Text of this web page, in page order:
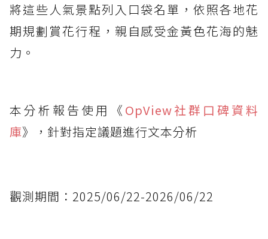
將這些人氣景點列入口袋名單，依照各地花
期規劃賞花行程，親自感受金黃色花海的魅
力。
本分析報告使用《 OpView社群口碑資料
庫》，針對指定議題進行文本分析
觀測期間：2025/06/22-2026/06/22